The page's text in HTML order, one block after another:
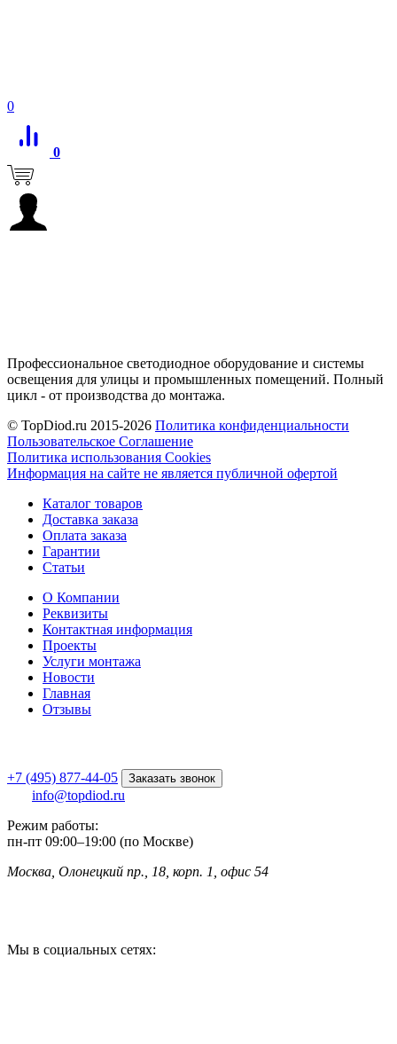
0
0
Профессиональное светодиодное оборудование и системы
освещения для улицы и промышленных помещений. Полный
цикл - от производства до монтажа.
© TopDiod.ru 2015-2026 Политика конфиденциальности
Пользовательское Соглашение
Политика использования Cookies
Информация на сайте не является публичной офертой
Каталог товаров
Доставка заказа
Оплата заказа
Гарантии
Статьи
О Компании
Реквизиты
Контактная информация
Проекты
Услуги монтажа
Новости
Главная
Отзывы
+7 (495) 877-44-05 Заказать звонок
info@topdiod.ru
Режим работы:
пн-пт 09:00–19:00 (по Москве)
Москва, Олонецкий пр., 18, корп. 1, офис 54
Мы в социальных сетях: